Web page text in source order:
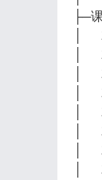
├─
│
│
│
│
│
│
│
│